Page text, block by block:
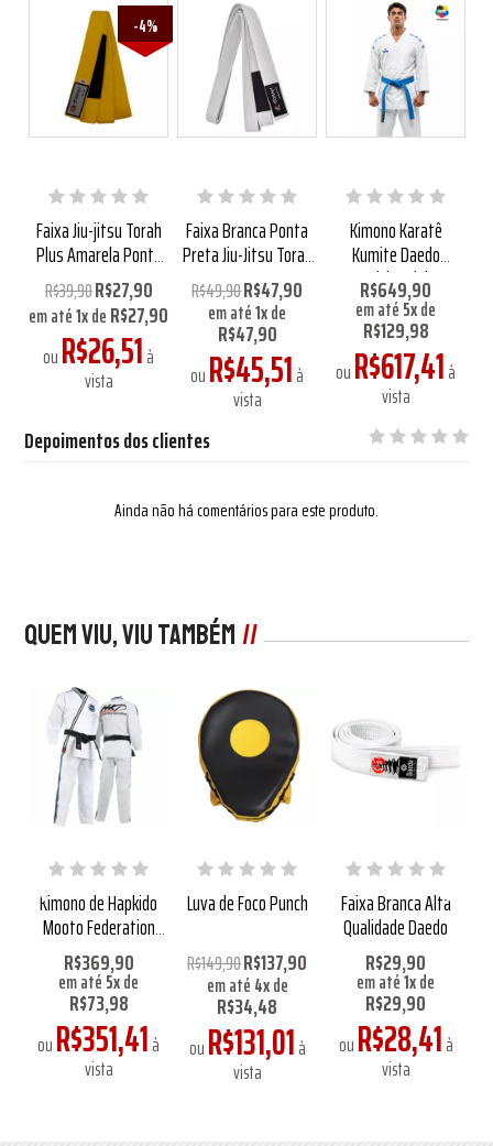
Faixa Jiu-jitsu Torah
Plus Amarela Ponta
Preta
R$39,90R$27,90
em até1xdeR$27,90
ouR$26,51à
vista
-4%
Faixa Branca Ponta
Preta Jiu-Jitsu Torah
Master
R$49,90R$47,90
em até1xde
R$47,90
ouR$45,51à
vista
Kimono Karatê
Kumite Daedo
Competition Light Pro
Aprovado WKF Logo
Azul
R$649,90
em até5xde
R$129,98
ouR$617,41à
vista
Depoimentos dos clientes
Ainda não há comentários para este produto.
Quem viu, viu também
Kimono de Hapkido
Mooto Federation
Branco
R$369,90
em até5xde
R$73,98
ouR$351,41à
vista
Luva de Foco Punch
R$149,90R$137,90
em até4xde
R$34,48
ouR$131,01à
vista
Faixa Branca Alta
Qualidade Daedo
R$29,90
em até1xde
R$29,90
ouR$28,41à
vista